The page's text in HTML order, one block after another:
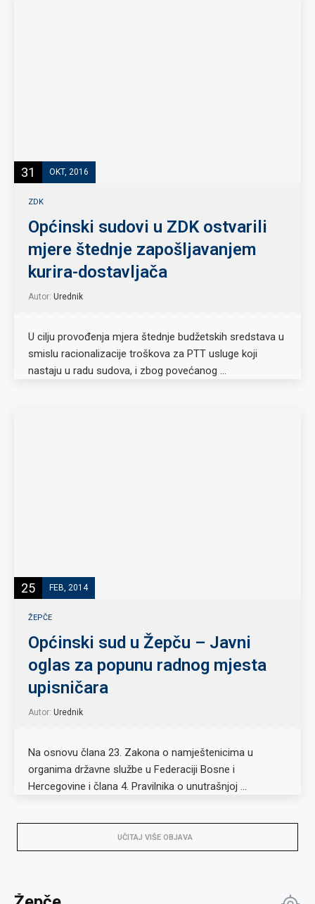
31 OKT, 2016
ZDK
Općinski sudovi u ZDK ostvarili
mjere štednje zapošljavanjem
kurira-dostavljača
Autor: Urednik
U cilju provođenja mjera štednje budžetskih sredstava u
smislu racionalizacije troškova za PTT usluge koji
nastaju u radu sudova, i zbog povećanog …
25 FEB, 2014
ŽEPČE
Općinski sud u Žepču – Javni
oglas za popunu radnog mjesta
upisničara
Autor: Urednik
Na osnovu člana 23. Zakona o namještenicima u
organima državne službe u Federaciji Bosne i
Hercegovine i člana 4. Pravilnika o unutrašnjoj …
UČITAJ VIŠE OBJAVA